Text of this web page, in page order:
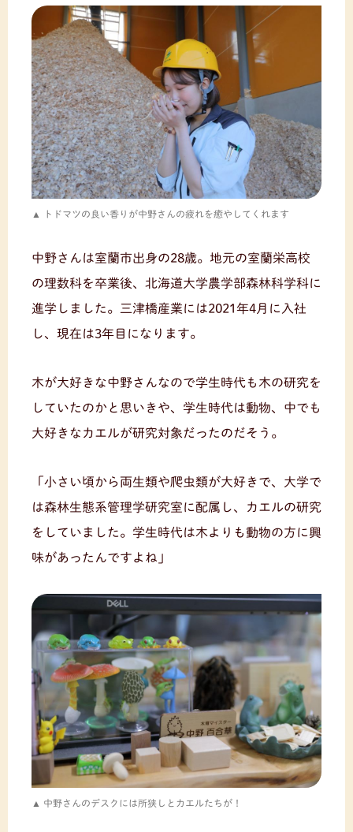
トドマツの良い香りが中野さんの疲れを癒やしてくれます
中野さんは室蘭市出身の28歳。地元の室蘭栄高校
の理数科を卒業後、北海道大学農学部森林科学科に
進学しました。三津橋産業には2021年4月に入社
し、現在は3年目になります。
木が大好きな中野さんなので学生時代も木の研究を
していたのかと思いきや、学生時代は動物、中でも
大好きなカエルが研究対象だったのだそう。
「小さい頃から両生類や爬虫類が大好きで、大学で
は森林生態系管理学研究室に配属し、カエルの研究
をしていました。学生時代は木よりも動物の方に興
味があったんですよね」
中野さんのデスクには所狭しとカエルたちが！